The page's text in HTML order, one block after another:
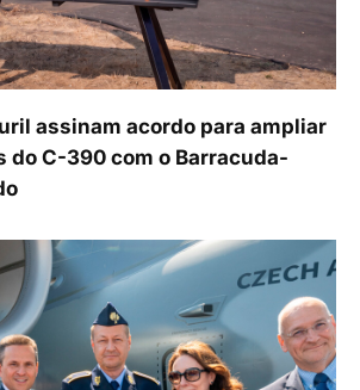
assinam acordo para ampliar
do C-390 com o Barracuda-